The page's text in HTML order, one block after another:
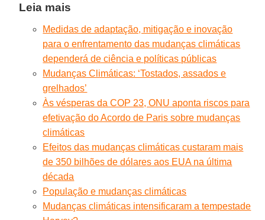
Leia mais
Medidas de adaptação, mitigação e inovação
para o enfrentamento das mudanças climáticas
dependerá de ciência e políticas públicas
Mudanças Climáticas: ‘Tostados, assados e
grelhados’
Às vésperas da COP 23, ONU aponta riscos para
efetivação do Acordo de Paris sobre mudanças
climáticas
Efeitos das mudanças climáticas custaram mais
de 350 bilhões de dólares aos EUA na última
década
População e mudanças climáticas
Mudanças climáticas intensificaram a tempestade